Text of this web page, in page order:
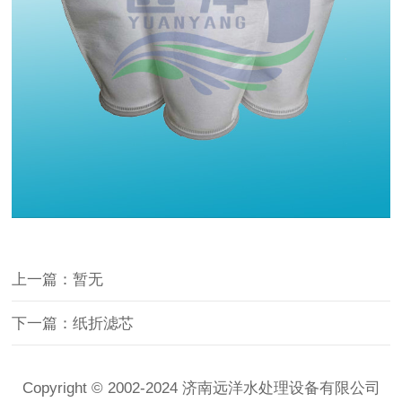
上一篇：暂无
下一篇：纸折滤芯
Copyright © 2002-2024 济南远洋水处理设备有限公司